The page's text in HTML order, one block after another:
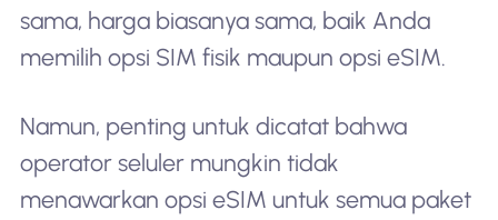
sama, harga biasanya sama, baik Anda
memilih opsi SIM fisik maupun opsi eSIM.
Namun, penting untuk dicatat bahwa
operator seluler mungkin tidak
menawarkan opsi eSIM untuk semua paket